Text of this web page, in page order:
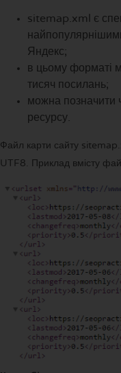
sitemap.xml є
Яндекс;
в цьому форматі
тисяч посилань;
можна позначити
ресурсу.
Файл карти сайту
UTF8. Приклад вмісту